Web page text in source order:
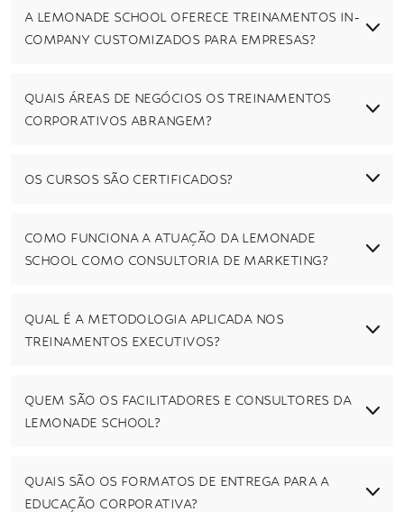
A LEMONADE SCHOOL OFERECE TREINAMENTOS IN-
COMPANY CUSTOMIZADOS PARA EMPRESAS?
QUAIS ÁREAS DE NEGÓCIOS OS TREINAMENTOS
CORPORATIVOS ABRANGEM?
OS CURSOS SÃO CERTIFICADOS?
COMO FUNCIONA A ATUAÇÃO DA LEMONADE
SCHOOL COMO CONSULTORIA DE MARKETING?
QUAL É A METODOLOGIA APLICADA NOS
TREINAMENTOS EXECUTIVOS?
QUEM SÃO OS FACILITADORES E CONSULTORES DA
LEMONADE SCHOOL?
QUAIS SÃO OS FORMATOS DE ENTREGA PARA A
EDUCAÇÃO CORPORATIVA?